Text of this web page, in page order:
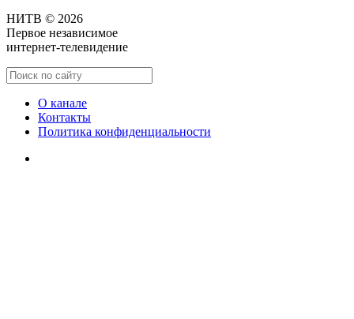
НИТВ © 2026
Первое независимое
интернет-телевидение
О канале
Контакты
Политика конфиденциальности